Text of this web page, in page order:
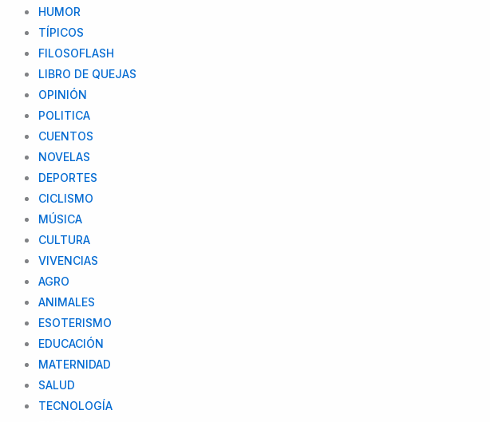
HUMOR
TÍPICOS
FILOSOFLASH
LIBRO DE QUEJAS
OPINIÓN
POLITICA
CUENTOS
NOVELAS
DEPORTES
CICLISMO
MÚSICA
CULTURA
VIVENCIAS
AGRO
ANIMALES
ESOTERISMO
EDUCACIÓN
MATERNIDAD
SALUD
TECNOLOGÍA